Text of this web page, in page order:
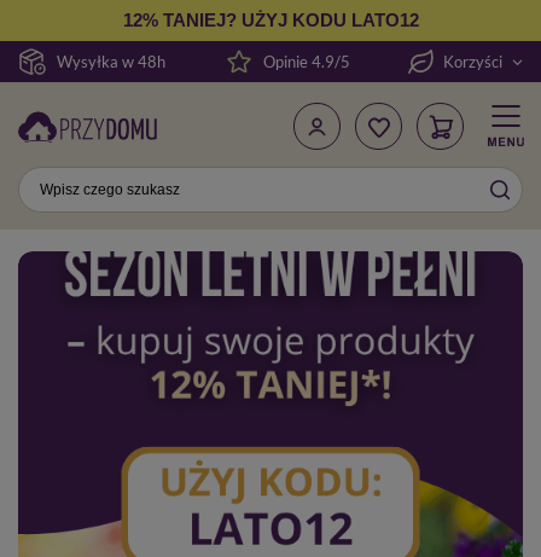
Wysyłka w 48h
12% TANIEJ? UŻYJ KODU LATO12
Opinie 4.9/5 Korzyści